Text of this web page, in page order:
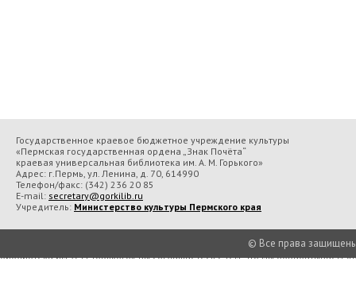
Государственное краевое бюджетное учреждение культуры
«Пермская государственная ордена „Знак Почёта“
краевая универсальная библиотека им. А. М. Горького»
Адрес: г.Пермь, ул. Ленина, д. 70, 614990
Телефон/факс: (342) 236 20 85
E-mail: secretary@gorkilib.ru
Учредитель: Министерство культуры Пермского края
© Все права
Во время посещения сайта Государственное краевое бюджетное
библиотека им. А. М. Горького» вы соглашаетесь с тем, что мы обрабатываем